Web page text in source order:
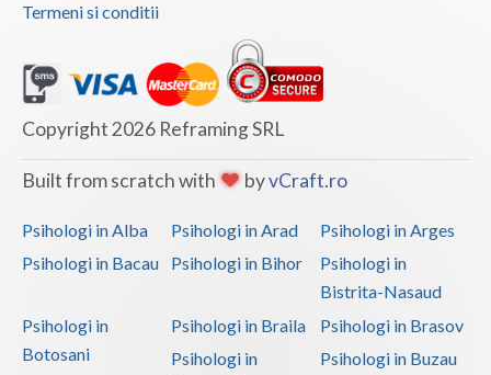
Termeni si conditii
Copyright 2026 Reframing SRL
Built from scratch with byvCraft.ro
Psihologi in Alba Psihologi in Arad
Psihologi in Arges
Psihologi in Bacau
Psihologi in Bihor
Psihologi in
Bistrita-Nasaud
Psihologi in
Botosani
Psihologi in Braila
Psihologi in Brasov
Psihologi in
Psihologi in Buzau